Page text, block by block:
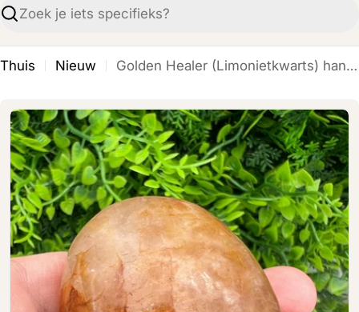
Zoekopdracht
Thuis Nieuw Golden Healer (Limonietkwarts) handsteen (6 cm)